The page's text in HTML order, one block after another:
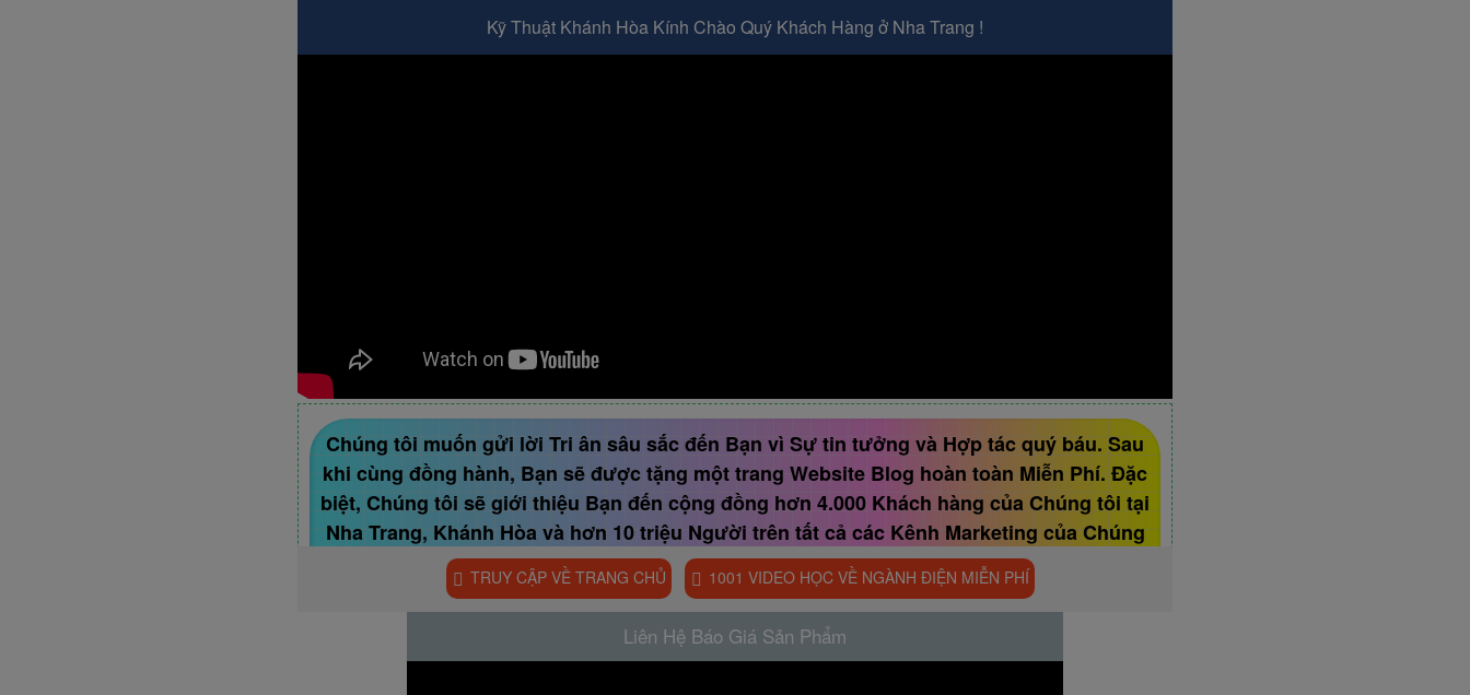
Kỹ Thuật Khánh Hòa Kính Chào Quý Khách Hàng ở Nha Trang !
Chúng tôi muốn gửi lời Tri ân sâu sắc đến Bạn vì Sự tin tưởng và Hợp tác quý báu. Sau
khi cùng đồng hành, Bạn sẽ được tặng một trang Website Blog hoàn toàn Miễn Phí. Đặc
biệt, Chúng tôi sẽ giới thiệu Bạn đến cộng đồng hơn 4.000 Khách hàng của Chúng tôi tại
Nha Trang, Khánh Hòa và hơn 10 triệu Người trên tất cả các Kênh Marketing của Chúng
tôi. Đây là cách Chúng tôi nói lời Cảm ơn bằng hành động thực tế, nhằm giúp Bạn mở
rộng kênh truyền thông, lan tỏa thương hiệu và Bạn sẽ được nhiều người biết đến hơn
với chi phí rẻ mà bạn không cần phải mất nhiều tiền chạy quảng cáo. [ Kỹ Thuật Khánh
Hoà thành lập Năm 2014 tại Nha Trang ]
TRUY CẬP VỀ TRANG CHỦ 1001 VIDEO HỌC VỀ NGÀNH ĐIỆN MIỄN PHÍ
Liên Hệ Báo Giá Sản Phẩm